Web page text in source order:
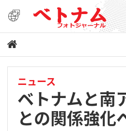
ニュース
ベトナムと南
との関係強化